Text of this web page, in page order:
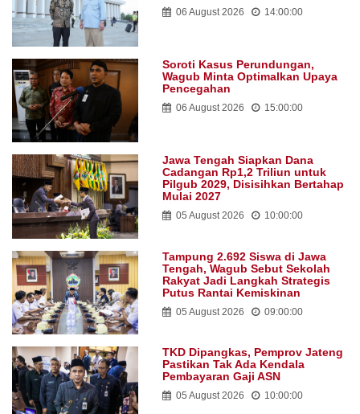
06 August 2026 14:00:00
Soroti Kasus Perundungan,
Wagub Minta Optimalkan Upaya
Pencegahan
06 August 2026 15:00:00
Jawa Tengah Siapkan Dana
Cadangan Rp1,2 Triliun untuk
Pilgub 2029, Disisihkan Bertahap
Mulai 2027
05 August 2026 10:00:00
Tampung 2.692 Siswa di Jawa
Tengah, Wagub Sebut Sekolah
Rakyat Jadi Langkah Strategis
Putus Rantai Kemiskinan
05 August 2026 09:00:00
TKD Dipangkas, Pemprov Jateng
Pastikan Tak Ada Kendala
Pembayaran Gaji ASN
05 August 2026 10:00:00